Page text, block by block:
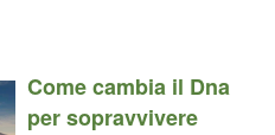
Come cambia il Dna
per sopravvivere